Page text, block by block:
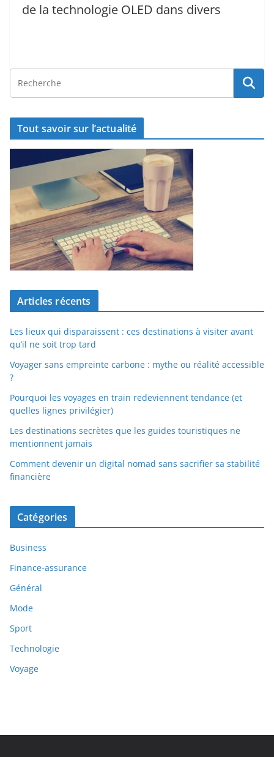
de la technologie OLED dans divers
Tout savoir sur l’actualité
Articles récents
Les lieux qui disparaissent : ces destinations à visiter avant
qu’il ne soit trop tard
Voyager sans empreinte carbone : mythe ou réalité accessible
?
Pourquoi les voyages en train redeviennent tendance (et
quelles lignes privilégier)
Les destinations secrètes que les guides touristiques ne
mentionnent jamais
Comment devenir un digital nomad sans sacrifier sa stabilité
financière
Catégories
Business
Finance-assurance
Général
Mode
Sport
Technologie
Voyage